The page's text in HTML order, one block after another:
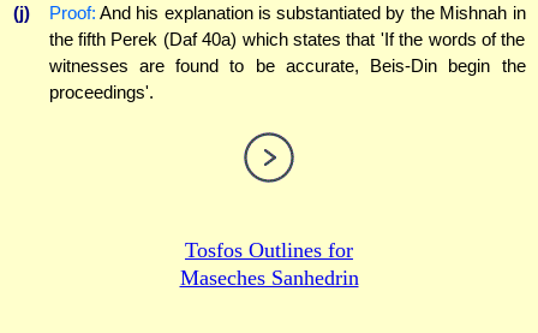
(j) Proof: And his explanation is substantiated by the Mishnah in
the fifth Perek (Daf 40a) which states that 'If the words of the
witnesses are found to be accurate, Beis-Din begin the
proceedings'.
Tosfos Outlines for
Maseches Sanhedrin